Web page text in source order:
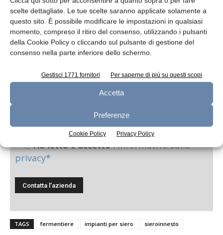
scelte dettagliate. Le tue scelte saranno applicate solamente a
questo sito. È possibile modificare le impostazioni in qualsiasi
momento, compreso il ritiro del consenso, utilizzando i pulsanti
della Cookie Policy o cliccando sul pulsante di gestione del
consenso nella parte inferiore dello schermo.
Gestisci 1771 fornitori Per saperne di più su questi scopi
Accetta
Preferenze
Cookie Policy Privacy Policy
Messaggio
Ho letto e accettol'informativa sulla
privacy*
TAGS fermentiere impianti per siero sieroinnesto